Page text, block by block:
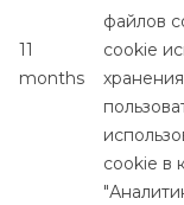
11
months
файлов
cookie
cookie в